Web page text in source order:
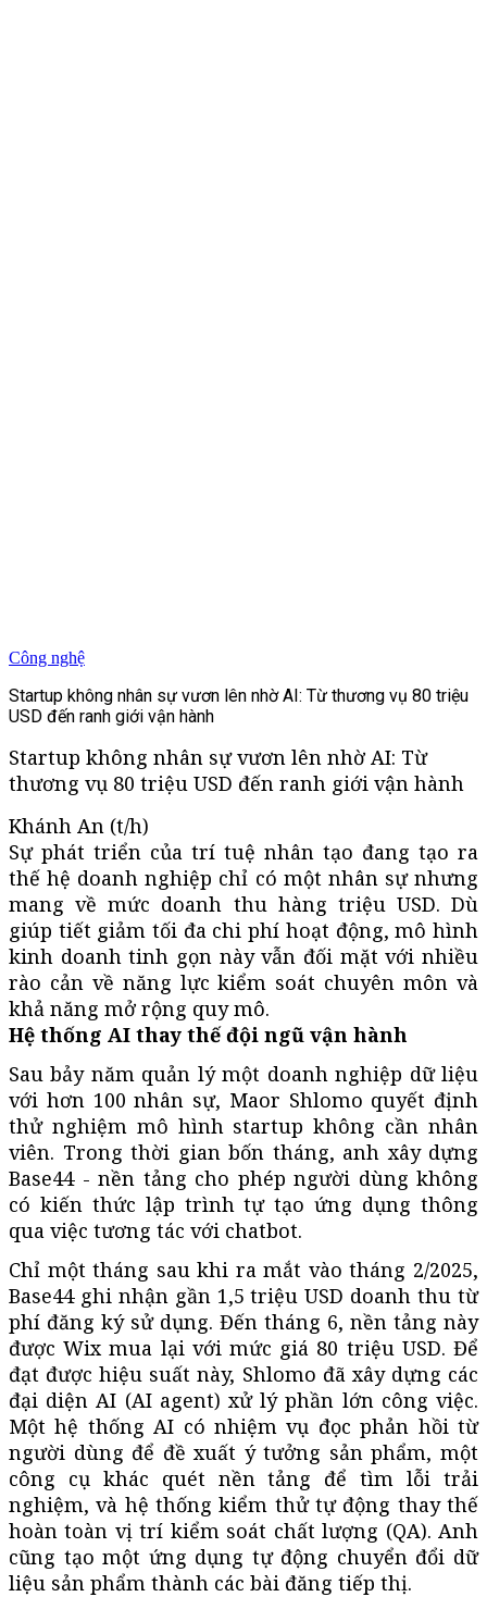
Công nghệ
Startup không nhân sự vươn lên nhờ AI: Từ thương vụ 80 triệu
USD đến ranh giới vận hành
Startup không nhân sự vươn lên nhờ AI: Từ
thương vụ 80 triệu USD đến ranh giới vận hành
Khánh An (t/h)
Sự phát triển của trí tuệ nhân tạo đang tạo ra
thế hệ doanh nghiệp chỉ có một nhân sự nhưng
mang về mức doanh thu hàng triệu USD. Dù
giúp tiết giảm tối đa chi phí hoạt động, mô hình
kinh doanh tinh gọn này vẫn đối mặt với nhiều
rào cản về năng lực kiểm soát chuyên môn và
khả năng mở rộng quy mô.
Hệ thống AI thay thế đội ngũ vận hành
Sau bảy năm quản lý một doanh nghiệp dữ liệu
với hơn 100 nhân sự, Maor Shlomo quyết định
thử nghiệm mô hình startup không cần nhân
viên. Trong thời gian bốn tháng, anh xây dựng
Base44 - nền tảng cho phép người dùng không
có kiến thức lập trình tự tạo ứng dụng thông
qua việc tương tác với chatbot.
Chỉ một tháng sau khi ra mắt vào tháng 2/2025,
Base44 ghi nhận gần 1,5 triệu USD doanh thu từ
phí đăng ký sử dụng. Đến tháng 6, nền tảng này
được Wix mua lại với mức giá 80 triệu USD. Để
đạt được hiệu suất này, Shlomo đã xây dựng các
đại diện AI (AI agent) xử lý phần lớn công việc.
Một hệ thống AI có nhiệm vụ đọc phản hồi từ
người dùng để đề xuất ý tưởng sản phẩm, một
công cụ khác quét nền tảng để tìm lỗi trải
nghiệm, và hệ thống kiểm thử tự động thay thế
hoàn toàn vị trí kiểm soát chất lượng (QA). Anh
cũng tạo một ứng dụng tự động chuyển đổi dữ
liệu sản phẩm thành các bài đăng tiếp thị.